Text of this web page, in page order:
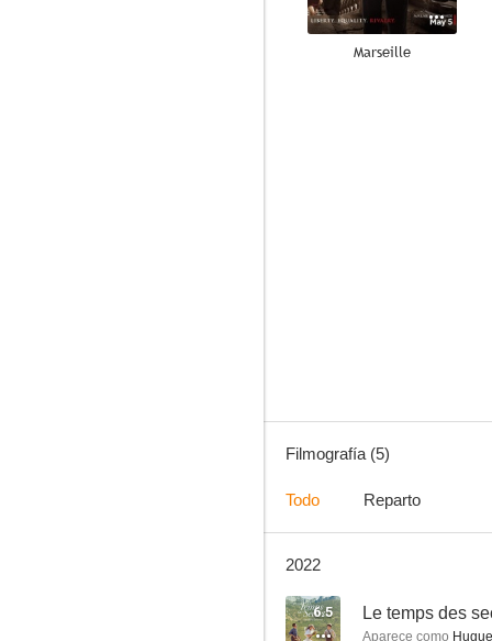
Marseille
Filmografía (5)
Todo Reparto
2022
6.5 Le temps des
Aparece como